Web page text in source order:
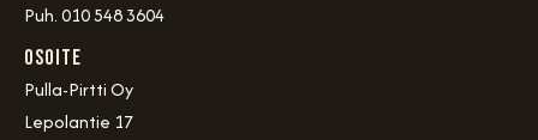
Puh. 010 548 3604
OSOITE
Pulla-Pirtti Oy
Lepolantie 17